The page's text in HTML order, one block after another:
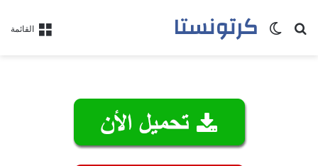
القائمة كرتونستابحث عنالوضع المظلم